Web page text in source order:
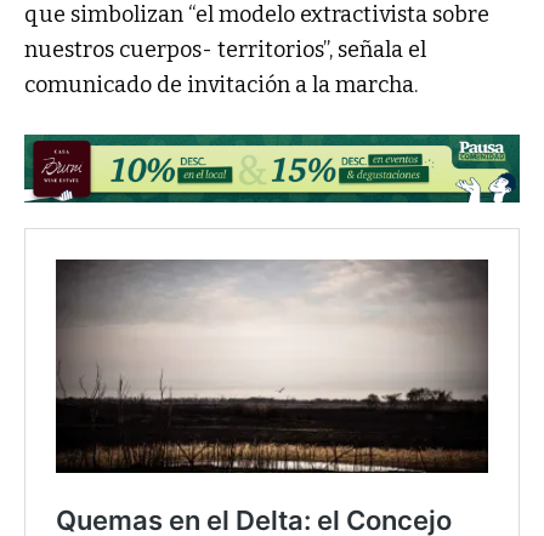
que simbolizan “el modelo extractivista sobre
nuestros cuerpos- territorios”, señala el
comunicado de invitación a la marcha.